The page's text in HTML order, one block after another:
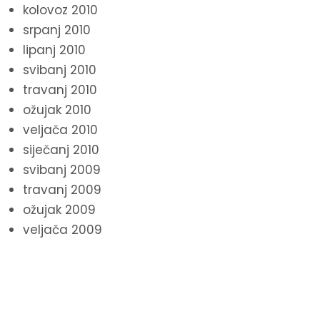
kolovoz 2010
srpanj 2010
lipanj 2010
svibanj 2010
travanj 2010
ožujak 2010
veljača 2010
siječanj 2010
svibanj 2009
travanj 2009
ožujak 2009
veljača 2009